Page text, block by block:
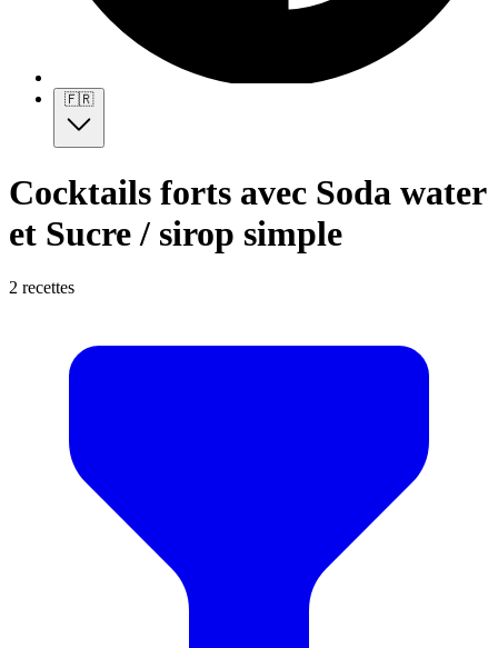
🇫🇷
Cocktails forts avec Soda water
et Sucre / sirop simple
2 recettes